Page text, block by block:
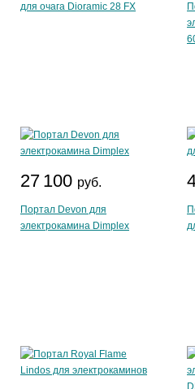
для очага Dioramic 28 FX
27 100 руб.
Портал Devon для
электрокамина Dimplex